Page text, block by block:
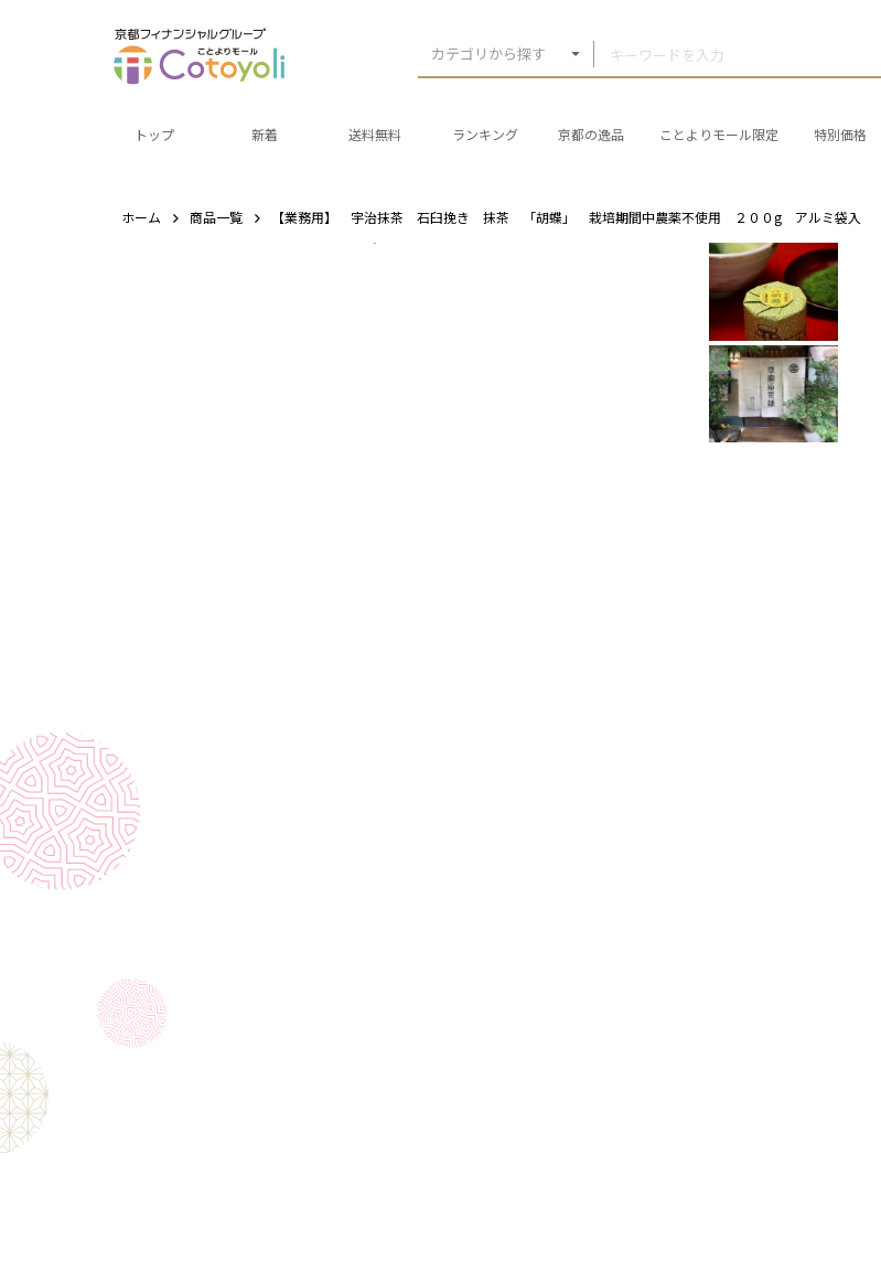
カテゴリから探す
トップ 新着 送料無料 ランキング 京都の逸品 ことよりモール限定 特別価格
ホーム 商品一覧 【業務用】 宇治抹茶 石臼挽き 抹茶 「胡蝶」 栽培期間中農薬不使用 ２００g アルミ袋入